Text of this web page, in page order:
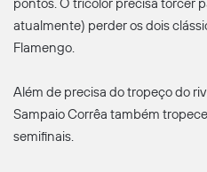
pontos. O tricolor precisa torcer
atualmente) perder os dois
Flamengo.
Além de precisa do tropeço do
Sampaio Corrêa também
semifinais.